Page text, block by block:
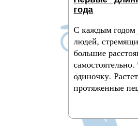
года
С каждым годом
людей,
большие
одиночку.
протяженные